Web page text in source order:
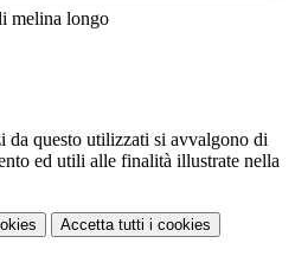
melina longo
da questo utilizzati si avvalgono di
ed utili alle finalità illustrate nella
Accetta tutti i cookies